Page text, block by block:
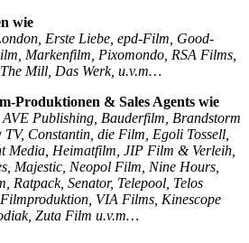
wie
Erste Liebe, epd-Film, Good-
Markenfilm, Pixomondo, RSA Films,
Mill, Das Werk, u.v.m…
Produktionen & Sales Agents wie
AVE Publishing, Bauderfilm, Brandstorm
Constantin, die Film, Egoli Tossell,
Media, Heimatfilm, JIP Film & Verleih,
Majestic, Neopol Film, Nine Hours,
Ratpack, Senator, Telepool, Telos
VIA Films, Kinescope
Zuta Film u.v.m…